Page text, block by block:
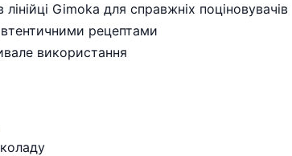
Gimoka для справжніх поціновувачів
рецептами
використання